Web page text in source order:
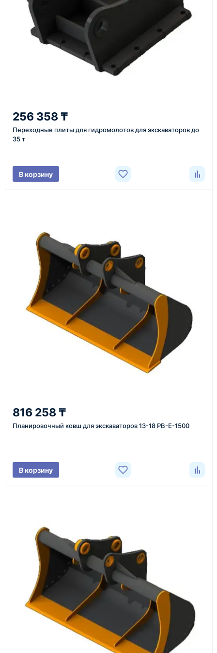
или через онлайн-форму запроса обратного звонка.
Казахстан и СНГ
доставка оборудования в разные города и
регионы
средний срок доставки по большинству поставок
проверка товара перед отправкой клиенту
Как оформить заказ
1
Заявка
Оставьте заявку на сайте, по телефону или через
форму обратного звонка.
Уточнение задачи
Менеджер связывается с вами, уточняет
Подбираем оборудование, рассчитываем
стоимость товара и ориентировочную стоимость
доставки.
4
Счёт и оплата
Согласовываем условия, готовим счёт, договор
или спецификацию и принимаем оплату по
256 358 ₸
Переходные плиты для гидромолотов для экскаваторов до
35 т
В корзину
816 258 ₸
Планировочный ковш для экскаваторов 13-18 PB-E-1500
В корзину